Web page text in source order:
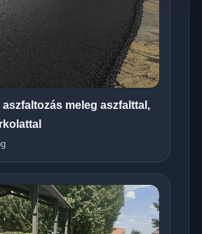
aszfaltozás meleg aszfalttal,